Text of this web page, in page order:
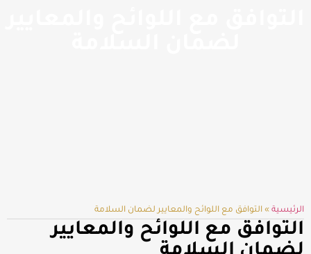
الرئيسية » التوافق مع اللوائح والمعايير لضمان السلامة
التوافق مع اللوائح والمعايير